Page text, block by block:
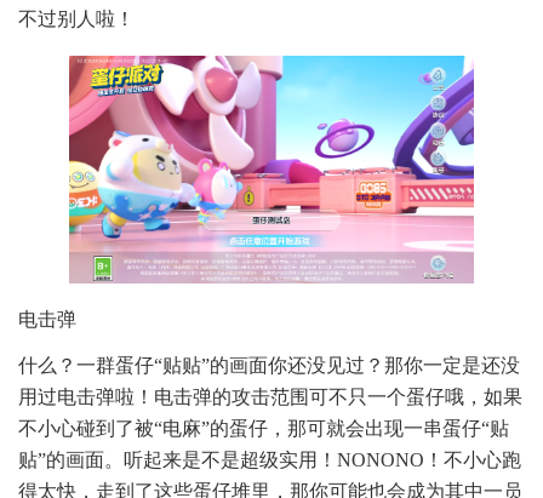
不过别人啦！
电击弹
什么？一群蛋仔“贴贴”的画面你还没见过？那你一定是还没
用过电击弹啦！电击弹的攻击范围可不只一个蛋仔哦，如果
不小心碰到了被“电麻”的蛋仔，那可就会出现一串蛋仔“贴
贴”的画面。听起来是不是超级实用！NONONO！不小心跑
得太快，走到了这些蛋仔堆里，那你可能也会成为其中一员